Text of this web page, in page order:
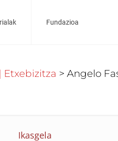
Fundazioa
Etxebizitza > Angelo
Ikasgela